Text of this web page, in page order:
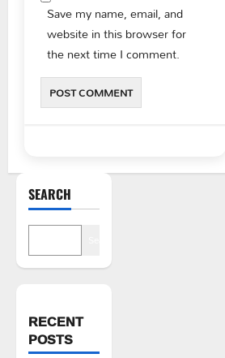
Save my name, email, and
website in this browser for
the next time I comment.
SEARCH
RECENT
POSTS